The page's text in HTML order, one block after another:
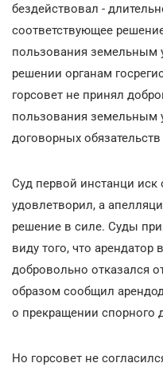
бездействовал -
соответствующее
пользования земельным
решении органам
горсовет не принял
пользования земельным
договорных
Суд первой инстанци иск
удовлетворил, а
решение в силе. Суды
виду того, что арендатор
добровольно отказался
образом сообщил
о прекращении спорного
Но горсовет не